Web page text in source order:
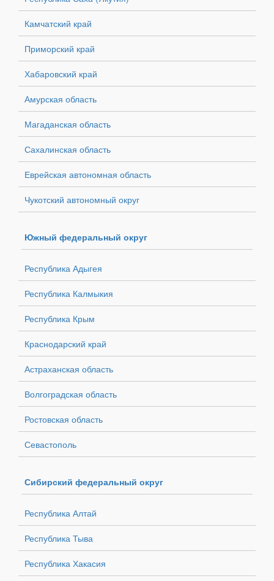
Камчатский край
Приморский край
Хабаровский край
Амурская область
Магаданская область
Сахалинская область
Еврейская автономная область
Чукотский автономный округ
Южный федеральный округ
Республика Адыгея
Республика Калмыкия
Республика Крым
Краснодарский край
Астраханская область
Волгоградская область
Ростовская область
Севастополь
Сибирский федеральный округ
Республика Алтай
Республика Тыва
Республика Хакасия